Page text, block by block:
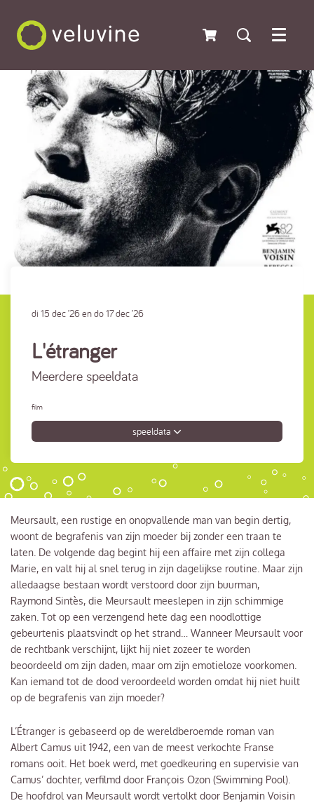
Menu
L'étranger
Meerdere speeldata
di 15 dec ’26endo 17 dec ’26
film
speeldata
Meursault, een rustige en onopvallende man van begin dertig,
woont de begrafenis van zijn moeder bij zonder een traan te
laten. De volgende dag begint hij een affaire met zijn collega
Marie, en valt hij al snel terug in zijn dagelijkse routine. Maar zijn
alledaagse bestaan wordt verstoord door zijn buurman,
Raymond Sintès, die Meursault meeslepen in zijn schimmige
zaken. Tot op een verzengend hete dag een noodlottige
gebeurtenis plaatsvindt op het strand… Wanneer Meursault voor
de rechtbank verschijnt, lijkt hij niet zozeer te worden
beoordeeld om zijn daden, maar om zijn emotieloze voorkomen.
Kan iemand tot de dood veroordeeld worden omdat hij niet huilt
op de begrafenis van zijn moeder?
L’Étranger is gebaseerd op de wereldberoemde roman van
Albert Camus uit 1942, een van de meest verkochte Franse
romans ooit. Het boek werd, met goedkeuring en supervisie van
Camus’ dochter, verfilmd door François Ozon (Swimming Pool).
De hoofdrol van Meursault wordt vertolkt door Benjamin Voisin